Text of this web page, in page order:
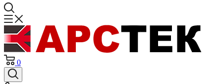
0